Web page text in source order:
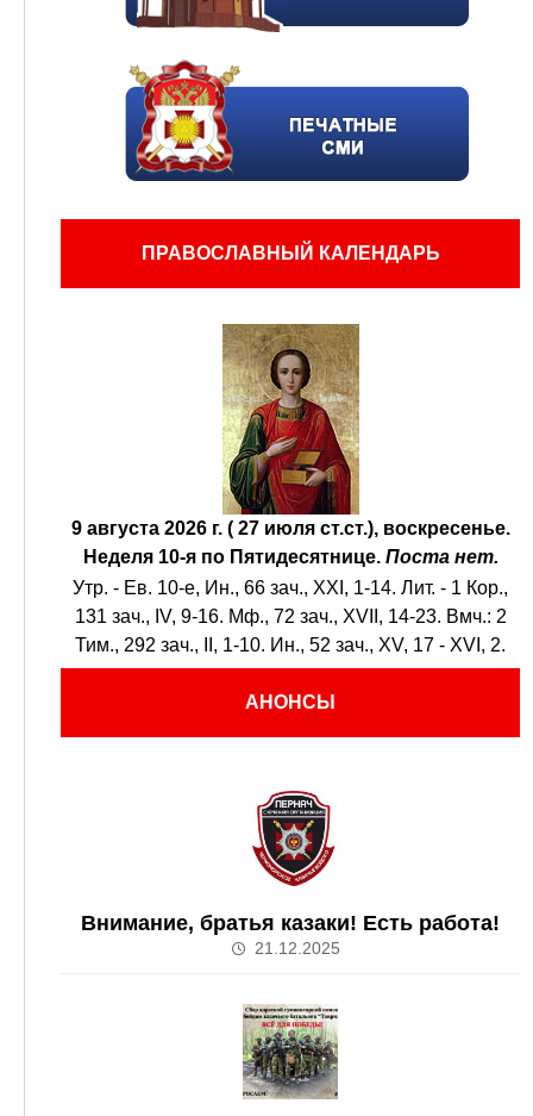
ПРАВОСЛАВНЫЙ КАЛЕНДАРЬ
9 августа 2026 г. ( 27 июля ст.ст.), воскресенье.
Неделя 10-я по Пятидесятнице. Поста нет.
Утр. - Ев. 10-е, Ин., 66 зач., XXI, 1-14. Лит. - 1 Кор.,
131 зач., IV, 9-16. Мф., 72 зач., XVII, 14-23. Вмч.: 2
Тим., 292 зач., II, 1-10. Ин., 52 зач., XV, 17 - XVI, 2.
АНОНСЫ
Внимание, братья казаки! Есть работа!
21.12.2025